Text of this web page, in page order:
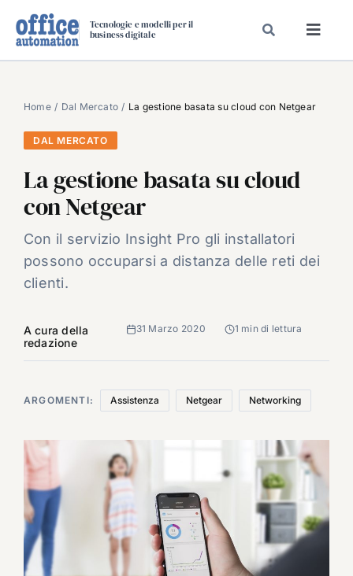
Tecnologie e modelli per il
business digitale
SPECIAL PAPER
TAVOLE ROTONDE DI REDAZIONE
CARRIERE
VIDEO
EVENTI
CHI SIAMO
Home Dal Mercato La gestione basata su cloud con Netgear
DAL MERCATO
La gestione basata su cloud
con Netgear
Con il servizio Insight Pro gli installatori
possono occuparsi a distanza delle reti dei
clienti.
A cura della
redazione
31 Marzo 2020 1 min di lettura
ARGOMENTI: Assistenza Netgear Networking